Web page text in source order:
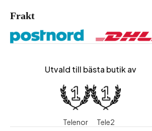
Frakt
Utvald till bästa butik av
Telenor Tele2